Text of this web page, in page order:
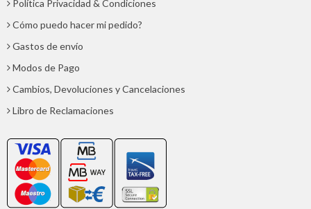
Política Privacidad & Condiciones
Cómo puedo hacer mi pedido?
Gastos de envío
Modos de Pago
Cambios, Devoluciones y Cancelaciones
Libro de Reclamaciones